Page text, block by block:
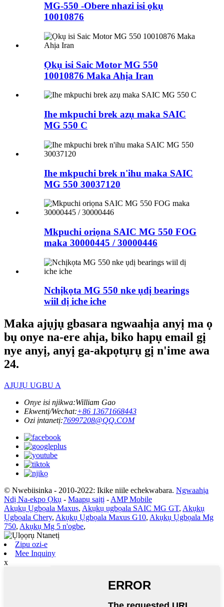
MG-550 -Obere nhazi isi ọkụ
10010876
Ọkụ isi Saic Motor MG 550
10010876 Maka Ahịa Iran
Ihe mkpuchi brek azụ maka SAIC
MG 550 C
Ihe mkpuchi brek n'ihu maka SAIC
MG 550 30037120
Mkpuchi oriọna SAIC MG 550 FOG
maka 30000445 / 30000446
Nchịkọta MG 550 nke ụdị bearings
wiil dị iche iche
Maka ajụjụ gbasara ngwaahịa anyị ma ọ
bụ onye na-ere ahịa, biko hapụ email gị
nye anyị, anyị ga-akpọtụrụ gị n'ime awa
24.
AJỤJỤ UGBU A
Onye isi njikwa:William Gao
Ekwentị/Wechat:+86 13671668443
Ozi ịntanetị:76997208@QQ.COM
© Nwebiisinka - 2010-2022: Ikike niile echekwabara. Ngwaahịa
Ndị Na-ekpo Ọkụ - Maapụ saịtị - AMP Mobile
Akụkụ Ụgbọala Maxus, Akụkụ ụgbọala SAIC MG GT, Akụkụ
Ụgbọala Chery, Akụkụ Ụgbọala Maxus G10, Akụkụ Ụgbọala Mg
750, Akụkụ Mg 5 n'ogbe,
Zipu ozi-e
Mee Inquiny
x